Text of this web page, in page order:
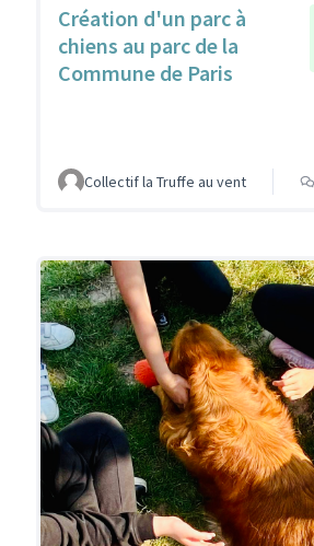
Création d'un parc à
chiens au parc de la
Commune de Paris
Collectif la Truffe au vent